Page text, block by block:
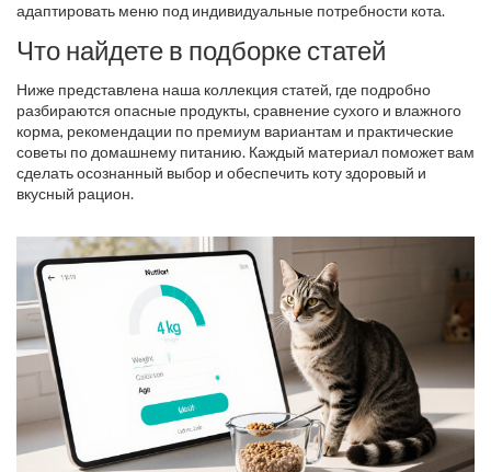
адаптировать меню под индивидуальные потребности кота.
Что найдете в подборке статей
Ниже представлена наша коллекция статей, где подробно
разбираются опасные продукты, сравнение сухого и влажного
корма, рекомендации по премиум вариантам и практические
советы по домашнему питанию. Каждый материал поможет вам
сделать осознанный выбор и обеспечить коту здоровый и
вкусный рацион.